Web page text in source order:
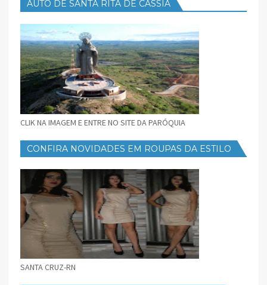
AUTO DE SANTA RITA DE CÁSSIA
CLIK NA IMAGEM E ENTRE NO SITE DA PARÓQUIA
CONFIRA NOVIDADES EM ROUPAS DA ESTILO
SANTA CRUZ-RN